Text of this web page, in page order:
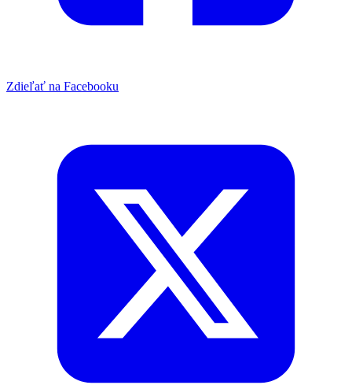
Zdieľať na Facebooku